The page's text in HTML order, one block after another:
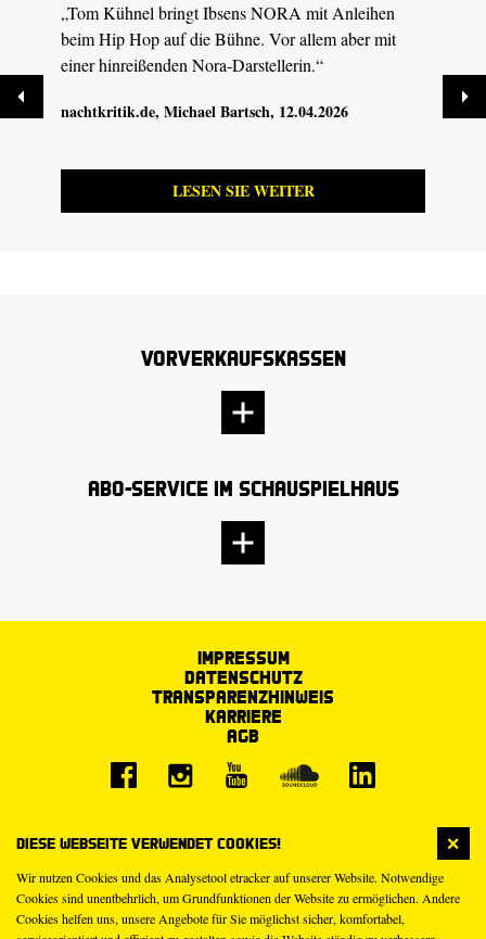
Diese Webseite verwendet Cookies!
Wir nutzen Cookies und das Analysetool etracker auf unserer Website. Notwendige
Cookies sind unentbehrlich, um Grundfunktionen der Website zu ermöglichen. Andere
Cookies helfen uns, unsere Angebote für Sie möglichst sicher, komfortabel,
„Tom Kühnel bringt Ibsens NORA mit Anleihen
beim Hip Hop auf die Bühne. Vor allem aber mit
einer hinreißenden Nora-Darstellerin.“
nachtkritik.de, Michael Bartsch, 12.04.2026
LESEN SIE WEITER
Vorverkaufskassen
Abo-Service im Schauspielhaus
Impressum
Datenschutz
Transparenzhinweis
Karriere
AGB